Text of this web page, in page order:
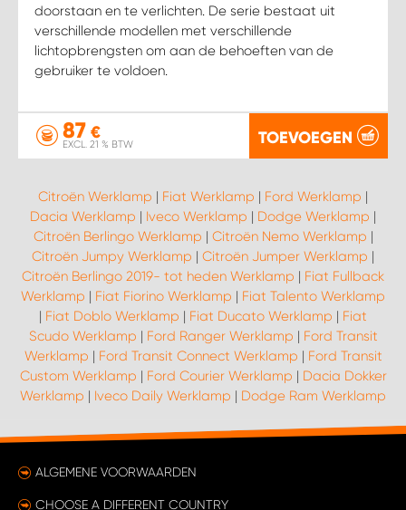
doorstaan en te verlichten. De serie bestaat uit
verschillende modellen met verschillende
lichtopbrengsten om aan de behoeften van de
gebruiker te voldoen.
87 €
EXCL. 21 % BTW TOEVOEGEN
Citroën Werklamp | Fiat Werklamp | Ford Werklamp |
Dacia Werklamp | Iveco Werklamp | Dodge Werklamp |
Citroën Berlingo Werklamp | Citroën Nemo Werklamp |
Citroën Jumpy Werklamp | Citroën Jumper Werklamp |
Citroën Berlingo 2019- tot heden Werklamp | Fiat Fullback
Werklamp | Fiat Fiorino Werklamp | Fiat Talento Werklamp
| Fiat Doblo Werklamp | Fiat Ducato Werklamp | Fiat
Scudo Werklamp | Ford Ranger Werklamp | Ford Transit
Werklamp | Ford Transit Connect Werklamp | Ford Transit
Custom Werklamp | Ford Courier Werklamp | Dacia Dokker
Werklamp | Iveco Daily Werklamp | Dodge Ram Werklamp
ALGEMENE VOORWAARDEN
CHOOSE A DIFFERENT COUNTRY